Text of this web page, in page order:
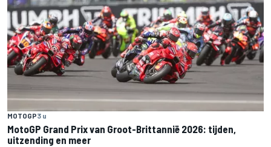
MOTOGP3 u
MotoGP Grand Prix van Groot-Brittannië 2026: tijden,
uitzending en meer